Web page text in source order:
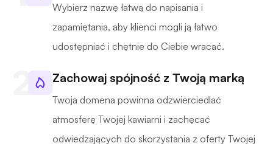
Wybierz nazwę łatwą do napisania i
zapamiętania, aby klienci mogli ją łatwo
udostępniać i chętnie do Ciebie wracać.
Zachowaj spójność z Twoją marką
Twoja domena powinna odzwierciedlać
atmosferę Twojej kawiarni i zachęcać
odwiedzających do skorzystania z oferty Twojej